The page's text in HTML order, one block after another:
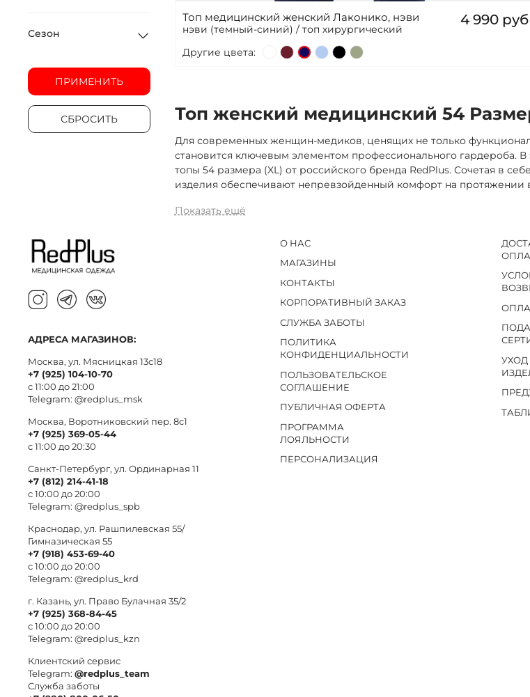
Топ медицинский женский Лаконико, нэви
нэви (темный-синий) / топ хирургический
4 990 руб
Другие цвета:
Топ женский медицинский 54
Для современных женщин-медиков, ценящих не только
становится ключевым элементом профессионального гардероба.
топы 54 размера (XL) от российского бренда RedPlus. Сочетая в
изделия обеспечивают непревзойденный комфорт на протяжении
Показать ещё
Сезон
ПРИМЕНИТЬ
СБРОСИТЬ
О НАС
МАГАЗИНЫ
КОНТАКТЫ
КОРПОРАТИВНЫЙ ЗАКАЗ
СЛУЖБА ЗАБОТЫ
ПОЛИТИКА
КОНФИДЕНЦИАЛЬНОСТИ
ПОЛЬЗОВАТЕЛЬСКОЕ
СОГЛАШЕНИЕ
ПУБЛИЧНАЯ ОФЕРТА
ПРОГРАММА
ЛОЯЛЬНОСТИ
ПЕРСОНАЛИЗАЦИЯ
УХОД
АДРЕСА МАГАЗИНОВ:
Москва, ул. Мясницкая 13с18
+7 (925) 104-10-70
с 11:00 до 21:00
Telegram: @redplus_msk
Москва, Воротниковский пер. 8c1
+7 (925) 369-05-44
с 11:00 до 20:30
Санкт-Петербург, ул. Ординарная 11
+7 (812) 214-41-18
с 10:00 до 20:00
Telegram: @redplus_spb
Краснодар, ул. Рашпилевская 55/
Гимназическая 55
+7 (918) 453-69-40
с 10:00 до 20:00
Telegram: @redplus_krd
г. Казань, ул. Право Булачная 35/2
+7 (925) 368-84-45
с 10:00 до 20:00
Telegram: @redplus_kzn
Клиентский сервис
Telegram: @redplus_team
Служба заботы